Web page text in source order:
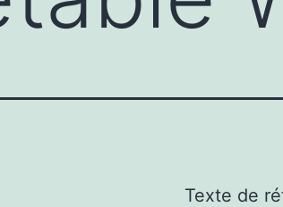
Texte de